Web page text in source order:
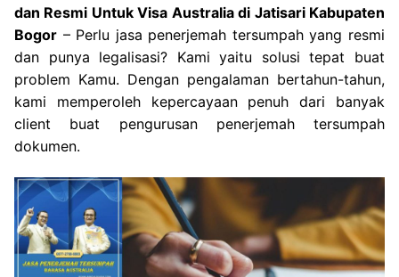
dan Resmi Untuk Visa Australia di Jatisari Kabupaten
Bogor – Perlu jasa penerjemah tersumpah yang resmi
dan punya legalisasi? Kami yaitu solusi tepat buat
problem Kamu. Dengan pengalaman bertahun-tahun,
kami memperoleh kepercayaan penuh dari banyak
client buat pengurusan penerjemah tersumpah
dokumen.